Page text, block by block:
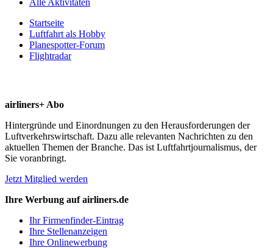
Startseite
Luftfahrt als Hobby
Planespotter-Forum
Flightradar
airliners+ Abo
Hintergründe und Einordnungen zu den Herausforderungen der
Luftverkehrswirtschaft. Dazu alle relevanten Nachrichten zu den
aktuellen Themen der Branche. Das ist Luftfahrtjournalismus, der
Sie voranbringt.
Jetzt Mitglied werden
Ihre Werbung auf airliners.de
Ihr Firmenfinder-Eintrag
Ihre Stellenanzeigen
Ihre Onlinewerbung